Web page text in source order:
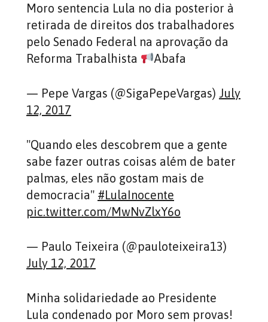
Moro sentencia Lula no dia posterior à
retirada de direitos dos trabalhadores
pelo Senado Federal na aprovação da
Reforma Trabalhista
Abafa
— Pepe Vargas (@SigaPepeVargas) July
12, 2017
"Quando eles descobrem que a gente
sabe fazer outras coisas além de bater
palmas, eles não gostam mais de
democracia" #LulaInocente
pic.twitter.com/MwNvZlxY6o
— Paulo Teixeira (@pauloteixeira13)
July 12, 2017
Minha solidariedade ao Presidente
Lula condenado por Moro sem provas!